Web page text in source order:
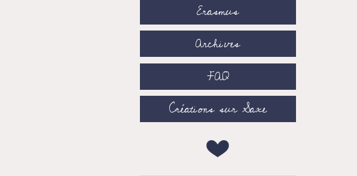
Erasmus
Archives
FAQ
Créations sur Saxe